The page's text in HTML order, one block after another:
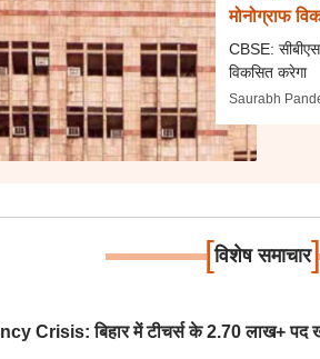
मोनोग्राफ
CBSE:
विकसित करेगा
Saurabh
[विशेष समाचार]
Crisis: बिहार में टीचर्स के 2.70 लाख+ पद